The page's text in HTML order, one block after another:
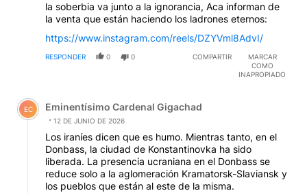
la soberbia va junto a la ignorancia, Aca informan de
la venta que están haciendo los ladrones eternos:
https://www.instagram.com/reels/DZYVml8AdvI/
RESPONDER 0 0 COMPARTIR
MARCAR
COMO
INAPROPIADO
Comentario de Eminentísimo Cardenal Gigachad.
EC Eminentísimo Cardenal Gigachad
12 DE JUNIO DE 2026
Los iraníes dicen que es humo. Mientras tanto, en el
Donbass, la ciudad de Konstantinovka ha sido
liberada. La presencia ucraniana en el Donbass se
reduce solo a la aglomeración Kramatorsk-Slaviansk y
los pueblos que están al este de la misma.